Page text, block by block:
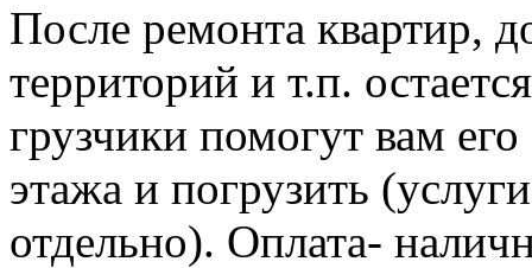
После ремонта квартир,
территорий и т.п.
грузчики помогут вам его
этажа и погрузить
отдельно). Оплата-